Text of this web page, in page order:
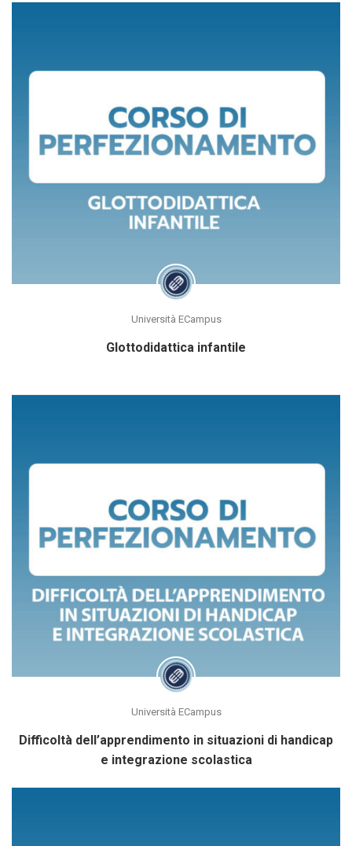
Università ECampus
Glottodidattica infantile
Università ECampus
Difficoltà dell’apprendimento in situazioni di handicap
e integrazione scolastica